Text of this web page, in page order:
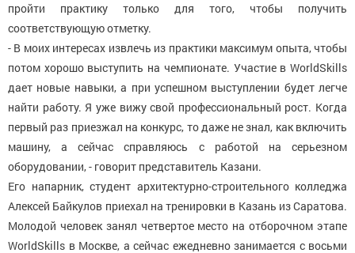
пройти практику только для того, чтобы получить
соответствующую отметку.
- В моих интересах извлечь из практики максимум опыта, чтобы
потом хорошо выступить на чемпионате. Участие в WorldSkills
дает новые навыки, а при успешном выступлении будет легче
найти работу. Я уже вижу свой профессиональный рост. Когда
первый раз приезжал на конкурс, то даже не знал, как включить
машину, а сейчас справляюсь с работой на серьезном
оборудовании, - говорит представитель Казани.
Его напарник, студент архитектурно-строительного колледжа
Алексей Байкулов приехал на тренировки в Казань из Саратова.
Молодой человек занял четвертое место на отборочном этапе
WorldSkills в Москве, а сейчас ежедневно занимается с восьми